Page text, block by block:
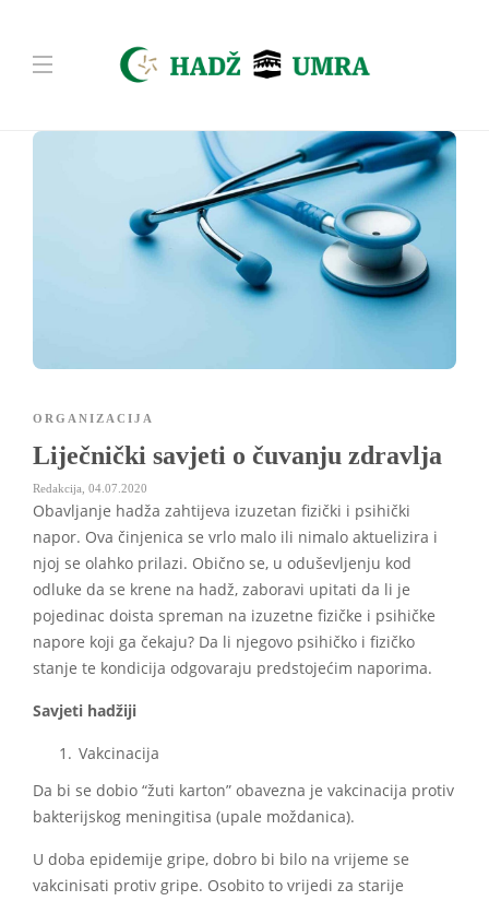
ORGANIZACIJA
Liječnički savjeti o čuvanju zdravlja
Redakcija 04.07.2020
Obavljanje hadža zahtijeva izuzetan fizički i psihički
napor. Ova činjenica se vrlo malo ili nimalo aktuelizira i
njoj se olahko prilazi. Obično se, u oduševljenju kod
odluke da se krene na hadž, zaboravi upitati da li je
pojedinac doista spreman na izuzetne fizičke i psihičke
napore koji ga čekaju? Da li njegovo psihičko i fizičko
stanje te kondicija odgovaraju predstojećim naporima.
Savjeti hadžiji
Vakcinacija
Da bi se dobio “žuti karton” obavezna je vakcinacija protiv
bakterijskog meningitisa (upale moždanica).
U doba epidemije gripe, dobro bi bilo na vrijeme se
vakcinisati protiv gripe. Osobito to vrijedi za starije